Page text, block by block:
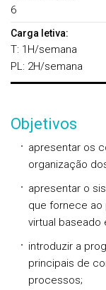
6
Carga letiva:
T: 1H/semana
PL: 2H/semana
Objetivos
apresentar os
organização
apresentar o
que fornece ao
virtual baseado
introduzir a
principais de
processos;